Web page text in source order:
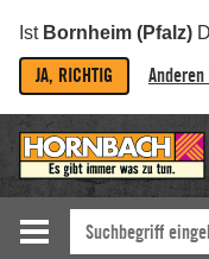
Ist Bornheim (Pfalz)
JA, RICHTIG